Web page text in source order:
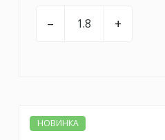
– +
НОВИНКА